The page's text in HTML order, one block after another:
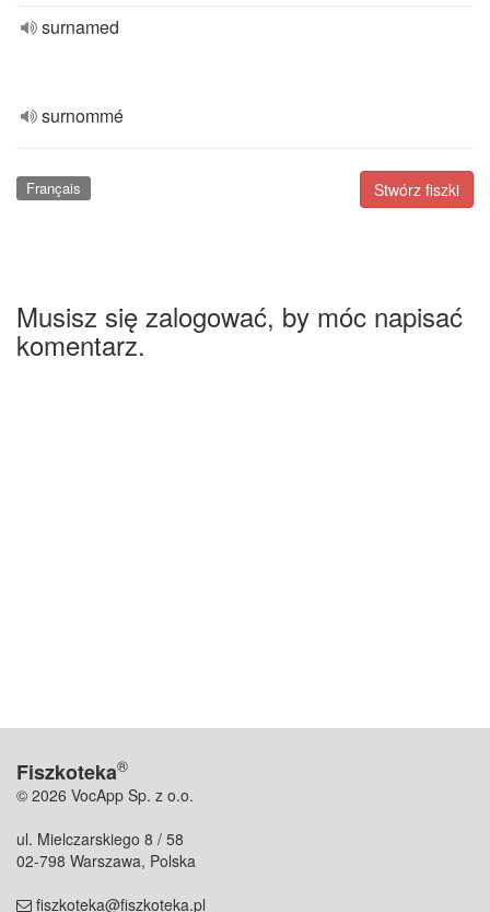
surnamed
surnommé
Stwórz fiszki
Français
Musisz się zalogować, by móc napisać
komentarz.
Fiszkoteka®
© 2026 VocApp Sp. z o.o.
ul. Mielczarskiego 8 / 58
02-798 Warszawa, Polska
fiszkoteka@fiszkoteka.pl